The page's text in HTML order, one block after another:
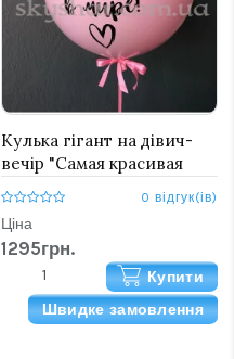
Кулька гігант на дівич-
вечір "Самая красивая
невеста"
0 відгук(ів)
Ціна
1295грн.
Купити
Швидке замовлення